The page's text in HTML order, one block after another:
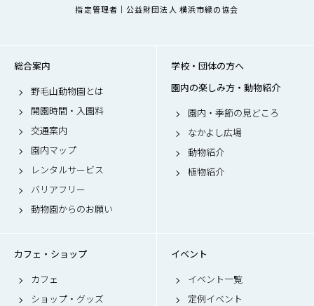
指定管理者｜公益財団法人 横浜市緑の協会
総合案内
野毛山動物園とは
開園時間・入園料
交通案内
園内マップ
レンタルサービス
バリアフリー
動物園からのお願い
学校・団体の方へ
園内の楽しみ方・動物紹介
園内・季節の見どころ
なかよし広場
動物紹介
植物紹介
カフェ・ショップ
カフェ
ショップ・グッズ
イベント
イベント一覧
定例イベント